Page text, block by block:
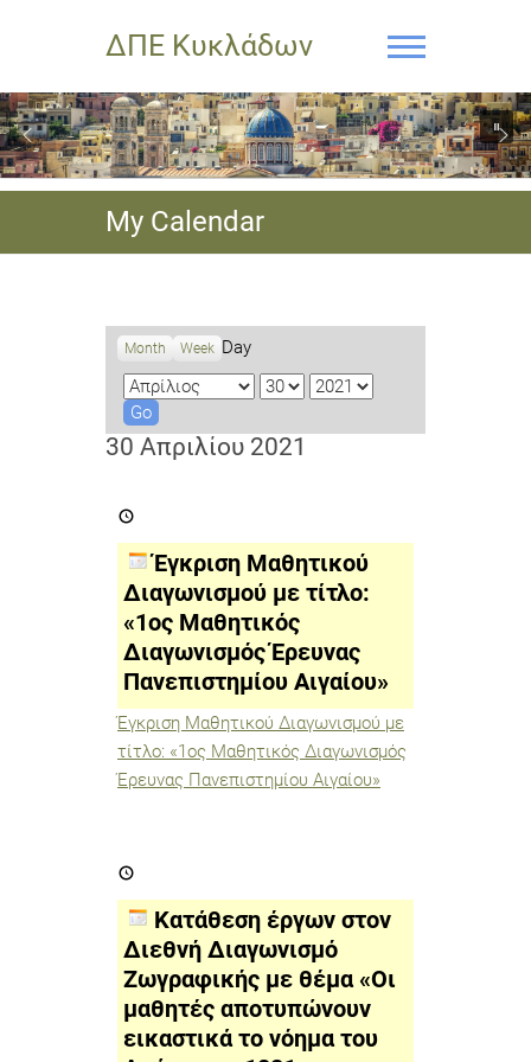
ΔΠΕ Κυκλάδων
My Calendar
Month Week Day
M
o
n
D
y
Y
a
30 Απριλίου 2021
Μαθητικού
τίτλο:
«1ος
Μαθητικός
Διαγωνισμός
Έρευνας
Πανεπιστημίου
Αιγαίου»
Έγκριση Μαθητικού
Διαγωνισμού με τίτλο:
«1ος Μαθητικός
Διαγωνισμός Έρευνας
Πανεπιστημίου Αιγαίου»
Έγκριση Μαθητικού Διαγωνισμού με
τίτλο: «1ος Μαθητικός Διαγωνισμός
Έρευνας Πανεπιστημίου Αιγαίου»
έργων
Διεθνή
Διαγωνισμό
Ζωγραφικής
θέμα
μαθητές
αποτυπώνουν
εικαστικά
Κατάθεση έργων στον
Διεθνή Διαγωνισμό
Ζωγραφικής με θέμα «Οι
μαθητές αποτυπώνουν
εικαστικά το νόημα του